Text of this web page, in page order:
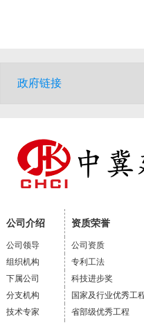
公司介绍 资质荣誉
公司领导 公司资质
组织机构
专利工法
下属公司
科技进步奖
分支机构
国家及行业优秀工
技术专家
省部级优秀工程